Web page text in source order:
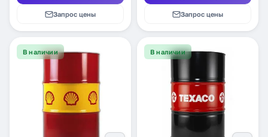
Запрос цены Запрос цены
В наличии В наличии